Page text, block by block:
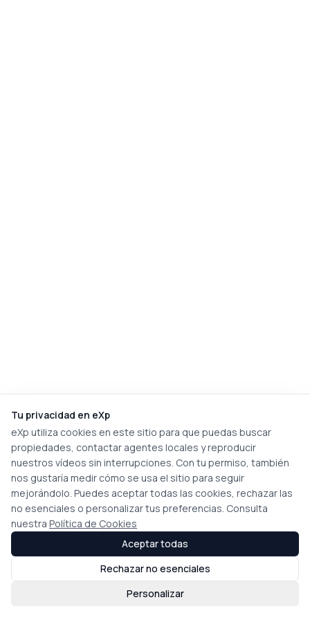
Tu privacidad en eXp
eXp utiliza cookies en este sitio para que puedas buscar
propiedades, contactar agentes locales y reproducir
nuestros vídeos sin interrupciones. Con tu permiso, también
nos gustaría medir cómo se usa el sitio para seguir
mejorándolo. Puedes aceptar todas las cookies, rechazar las
no esenciales o personalizar tus preferencias. Consulta
nuestra Política de Cookies
Personalizar
Rechazar no esenciales
Aceptar todas